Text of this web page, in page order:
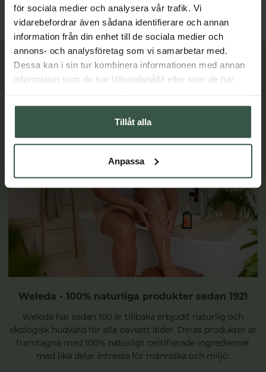
för sociala medier och analysera vår trafik. Vi
vidarebefordrar även sådana identifierare och annan
information från din enhet till de sociala medier och
annons- och analysföretag som vi samarbetar med.
Dessa kan i sin tur kombinera informationen med annan
information som du har tillhandahållit eller som de har
Tillåt alla
Anpassa
Lär dig mer
Weleda - 100% naturliga produkter sedan 1921
Weleda har sedan 100 år tillbaka erbjudit naturlig och
ekologisk hudvård för alla oavsett ålder. Deras produkter är
framtagna med 100% naturligt certifierade ingredienser
med lika delar intresse för människa och miljö.